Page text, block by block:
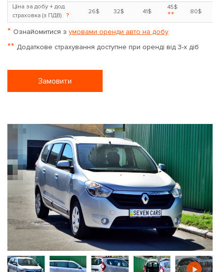
Ціна за добу + дод.
страховка (з ПДВ)
?
26$ 32$ 41$
45$
** 80$
* Ознайомитися з умовами оренди авто на добу
** Додаткове страхування доступне при оренді від 3-х діб
Замовити